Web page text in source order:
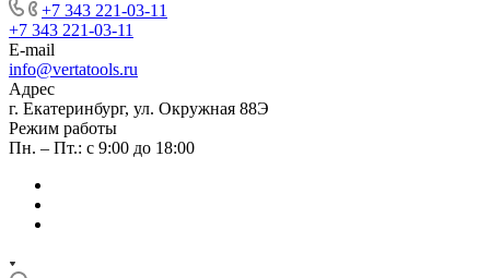
+7 343 221-03-11
+7 343 221-03-11
E-mail
info@vertatools.ru
Адрес
г. Екатеринбург, ул. Окружная 88Э
Режим работы
Пн. – Пт.: с 9:00 до 18:00